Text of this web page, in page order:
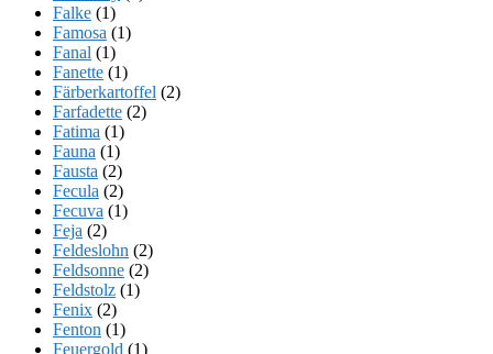
Falke (1)
Famosa (1)
Fanal (1)
Fanette (1)
Färberkartoffel (2)
Farfadette (2)
Fatima (1)
Fauna (1)
Fausta (2)
Fecula (2)
Fecuva (1)
Feja (2)
Feldeslohn (2)
Feldsonne (2)
Feldstolz (1)
Fenix (2)
Fenton (1)
Feuergold (1)